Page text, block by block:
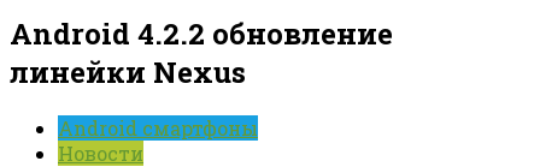
Android 4.2.2 обновление
линейки Nexus
Android смартфоны
Новости